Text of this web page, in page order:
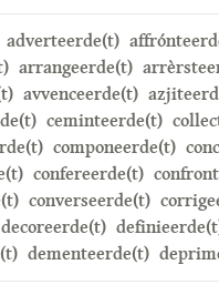
adverteerde(t)
arrangeerde(t)
avvenceerde(t)
ceminteerde(t)
componeerde(t)
confereerde(t)
converseerde(t)
decoreerde(t)
dementeerde(t)